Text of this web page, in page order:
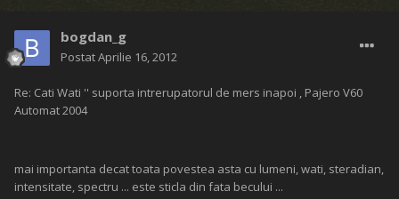
bogdan_g
PostatAprilie 16, 2012
Re: Cati Wati '' suporta intrerupatorul de mers inapoi , Pajero V60
Automat 2004
mai importanta decat toata povestea asta cu lumeni, wati, steradian,
intensitate, spectru ... este sticla din fata becului ...